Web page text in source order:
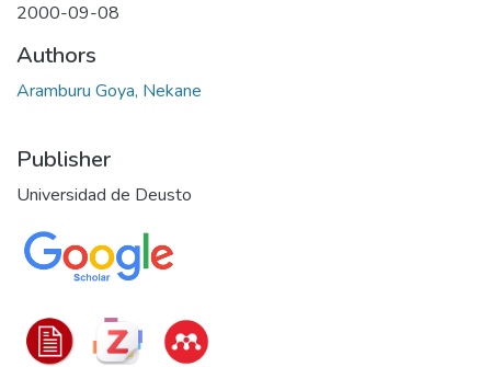
2000-09-08
Authors
Aramburu Goya, Nekane
Publisher
Universidad de Deusto